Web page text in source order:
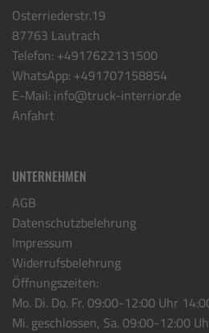
Osterriederstr.19
87763 Lautrach
Telefon: +4917622131500
WhatsApp: +491707158854
E-Mail: info@truck-interrior.de
Anfahrt
UNTERNEHMEN
AGB
Datenschutzbelehrung
Impressum
Widerrufsbelehrung
Öffnungszeiten:
Mo. Di. Do. Fr. 09:00-12:00 Uhr
Mi. geschlossen, Sa. 09:00-12:00